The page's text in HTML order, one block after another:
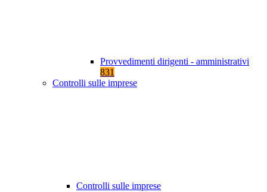
Provvedimenti dirigenti - amministrativi
831
Controlli sulle imprese
Controlli sulle imprese